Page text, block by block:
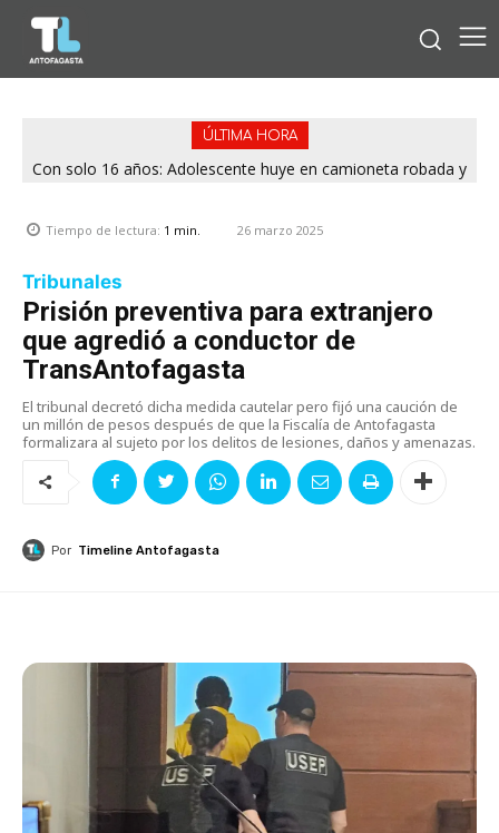
ÚLTIMA HORA
Con solo 16 años: Adolescente huye en camioneta robada y
Tiempo de lectura: 1 min. 26 marzo 2025
Tribunales
Prisión preventiva para extranjero
que agredió a conductor de
TransAntofagasta
El tribunal decretó dicha medida cautelar pero fijó una caución de
un millón de pesos después de que la Fiscalía de Antofagasta
formalizara al sujeto por los delitos de lesiones, daños y amenazas.
Por Timeline Antofagasta